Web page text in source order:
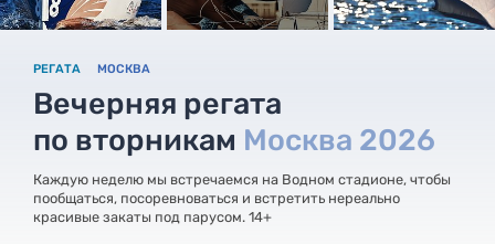
РЕГАТА МОСКВА
Вечерняя регата
по вторникам Москва 2026
Каждую неделю мы встречаемся на Водном стадионе, чтобы
пообщаться, посоревноваться и встретить нереально
красивые закаты под парусом. 14+